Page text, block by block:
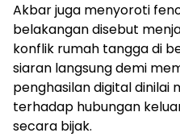
Akbar juga menyoroti
belakangan disebut
konflik rumah tangga di
siaran langsung demi
penghasilan digital dinilai
terhadap hubungan
secara bijak.